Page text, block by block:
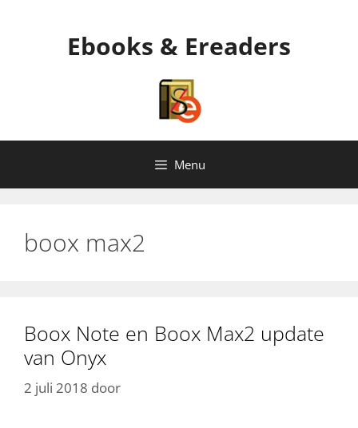
Ebooks & Ereaders
Menu
boox max2
Boox Note en Boox Max2 update
van Onyx
2 juli 2018 door